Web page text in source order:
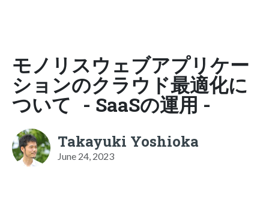
モノリスウェブアプリケー
ションのクラウド最適化に
ついて - SaaSの運用 -
Takayuki Yoshioka
June 24, 2023